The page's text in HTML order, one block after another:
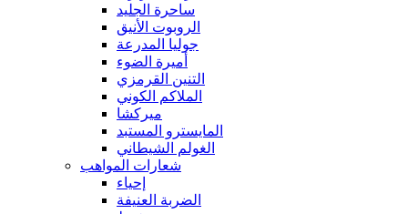
ساحرة الجليد
الروبوت الأنيق
جوليا المدرعة
أميرة الضوء
التنين القرمزي
الملاكم الكوني
ميركشا
المايسترو المستبد
الغولم الشيطاني
شعارات المواهب
إحياء
الضربة العنيفة